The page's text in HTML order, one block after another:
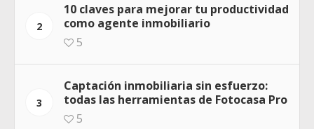
2
10 claves para mejorar tu productividad
como agente inmobiliario
5
3
Captación inmobiliaria sin esfuerzo:
todas las herramientas de Fotocasa Pro
5